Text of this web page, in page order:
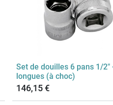
Set de douilles 6 pans 1/2"
longues (à choc)
146,15€